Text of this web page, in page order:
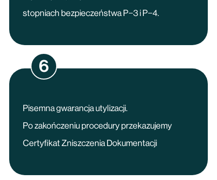
stopniach bezpieczeństwa P−3 i P−4.
6
Pisemna gwarancja utylizacji.
Po zakończeniu procedury przekazujemy
Certyfikat Zniszczenia Dokumentacji